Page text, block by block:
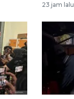
23 jam lalu